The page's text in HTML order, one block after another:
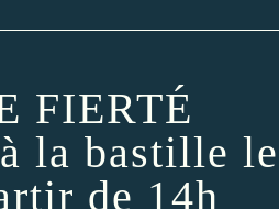
FIERTÉ
la bastille le
de 14h